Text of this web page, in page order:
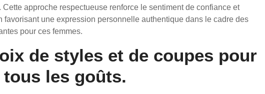
approche respectueuse renforce le sentiment de confiance et
favorisant une expression personnelle authentique dans le cadre des
pour ces femmes.
de styles et de coupes pour
tous les goûts.